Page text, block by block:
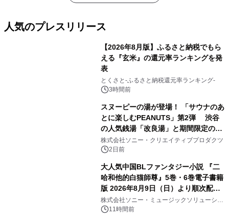
人気のプレスリリース
【2026年8月版】ふるさと納税でもら
える『玄米』の還元率ランキングを発
表
とくさと-ふるさと納税還元率ランキング-
3時間前
スヌーピーの湯が登場！ 「サウナのあ
とに楽しむPEANUTS」第2弾 渋谷
の人気銭湯「改良湯」と期間限定のコ
ラボレーション サウナイキタイコラ
ボグッズも発売決定！
株式会社ソニー・クリエイティブプロダクツ
2日前
大人気中国BLファンタジー小説 『二
哈和他的白猫師尊』5巻・6巻電子書籍
版 2026年8月9日（日）より順次配信
開始
株式会社ソニー・ミュージックソリューショ
ンズ11時間前